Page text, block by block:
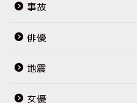
事故
俳優
地震
女優